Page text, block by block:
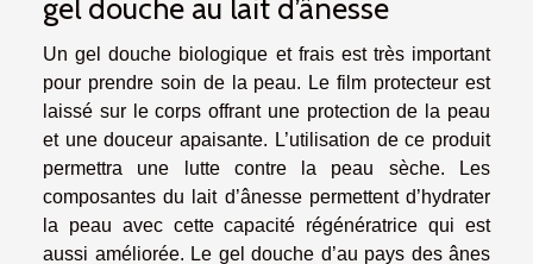
gel douche au lait d’ânesse
Un gel douche biologique et frais est très important
pour prendre soin de la peau. Le film protecteur est
laissé sur le corps offrant une protection de la peau
et une douceur apaisante. L’utilisation de ce produit
permettra une lutte contre la peau sèche. Les
composantes du lait d’ânesse permettent d’hydrater
la peau avec cette capacité régénératrice qui est
aussi améliorée. Le gel douche d’au pays des ânes